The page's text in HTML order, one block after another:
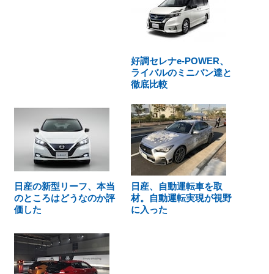
好調セレナe-POWER、
ライバルのミニバン達と
徹底比較
日産の新型リーフ、本当
のところはどうなのか評
価した
日産、自動運転車を取
材。自動運転実現が視野
に入った